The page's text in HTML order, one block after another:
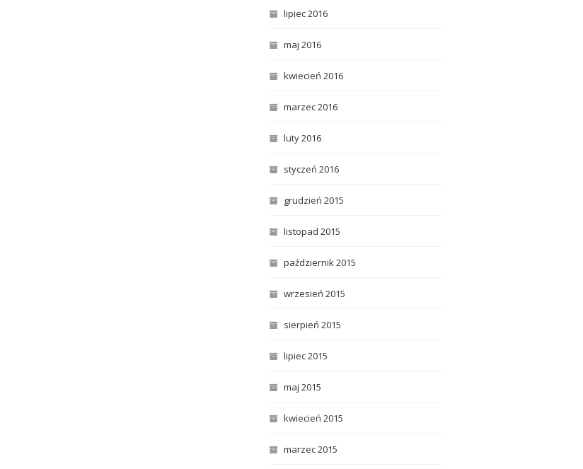
lipiec 2016
maj 2016
kwiecień 2016
marzec 2016
luty 2016
styczeń 2016
grudzień 2015
listopad 2015
październik 2015
wrzesień 2015
sierpień 2015
lipiec 2015
maj 2015
kwiecień 2015
marzec 2015